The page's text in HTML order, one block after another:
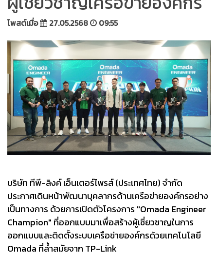
โพสต์เมื่อ 27.05.2568 09:55
บริษัท ทีพี-ลิงค์ เอ็นเตอร์ไพรส์ (ประเทศไทย) จำกัด
ประกาศเดินหน้าพัฒนาบุคลากรด้านเครือข่ายองค์กรอย่าง
เป็นทางการ ด้วยการเปิดตัวโครงการ "Omada Engineer
Champion" ที่ออกแบบมาเพื่อสร้างผู้เชี่ยวชาญในการ
ออกแบบและติดตั้งระบบเครือข่ายองค์กรด้วยเทคโนโลยี
Omada ที่ล้ำสมัยจาก TP-Link